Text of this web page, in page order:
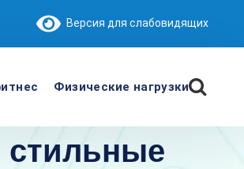
Версия для слабовидящих
Физические нагрузки
стильные